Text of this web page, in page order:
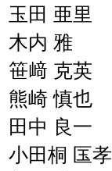
玉田 亜里
木内 雅
笹﨑 克英
熊崎 慎也
田中 良一
小田桐 匤孝